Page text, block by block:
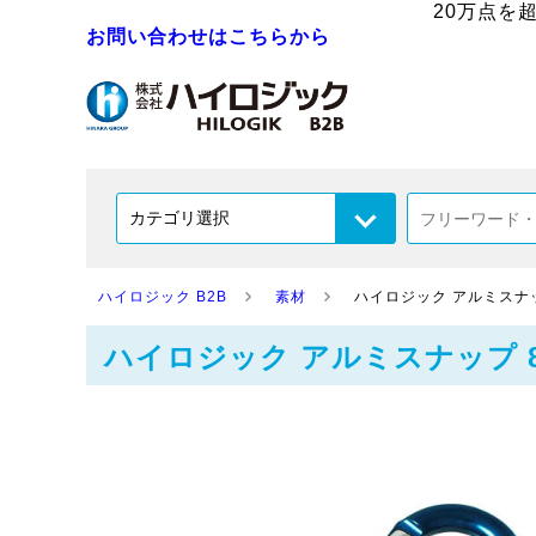
20万点を
お問い合わせはこちらから
ハイロジック B2B 素材 ハイロジック アルミス
ハイロジック アルミスナッ